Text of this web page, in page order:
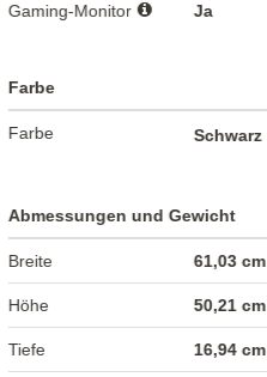
Gaming-Monitor Ja
Farbe
Farbe Schwarz
Abmessungen und Gewicht
Breite 61,03 cm
Höhe 50,21 cm
Tiefe 16,94 cm